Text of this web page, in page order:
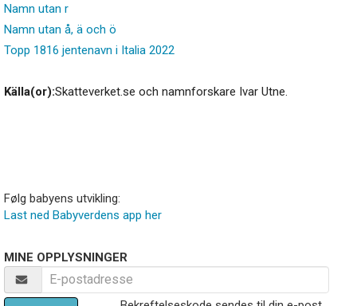
Namn utan r
Namn utan å, ä och ö
Topp 1816 jentenavn i Italia 2022
Källa(or):Skatteverket.se och namnforskare Ivar Utne.
Følg babyens utvikling:
Last ned Babyverdens app her
MINE OPPLYSNINGER